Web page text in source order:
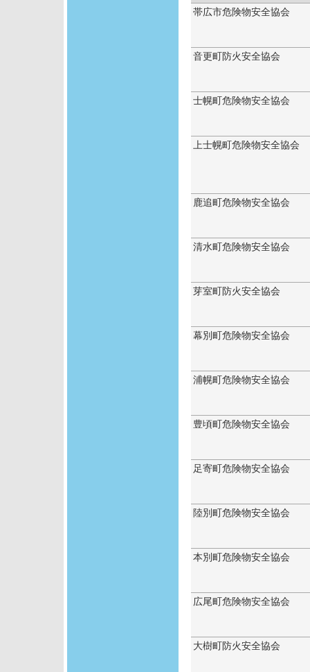
帯広市危険物安全協会
音更町防火安全協会
士幌町危険物安全協会
上士幌町危険物安全協会
鹿追町危険物安全協会
清水町危険物安全協会
芽室町防火安全協会
幕別町危険物安全協会
浦幌町危険物安全協会
豊頃町危険物安全協会
足寄町危険物安全協会
陸別町危険物安全協会
本別町危険物安全協会
広尾町危険物安全協会
大樹町防火安全協会